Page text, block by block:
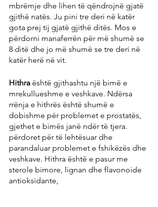
mbrëmje dhe lihen të qëndrojnë gjatë
gjithë natës. Ju pini tre deri në katër
gota prej tij gjatë gjithë ditës. Mos e
përdorni manaferrën për më shumë se
8 ditë dhe jo më shumë se tre deri në
katër herë në vit.
Hithra është gjithashtu një bimë e
mrekullueshme e veshkave. Ndërsa
rrënja e hithrës është shumë e
dobishme për problemet e prostatës,
gjethet e bimës janë ndër të tjera.
përdoret për të lehtësuar dhe
parandaluar problemet e fshikëzës dhe
veshkave. Hithra është e pasur me
sterole bimore, lignan dhe flavonoide
antioksidante,